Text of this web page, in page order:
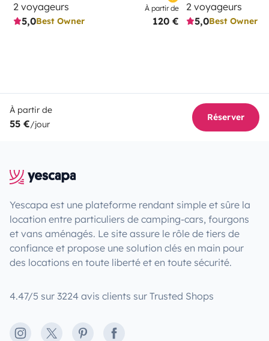
2 voyageurs
5,0Best Owner
À partir de
120 €
2 voyageurs
5,0Best Owner
À partir de
55 €/jour
Réserver
Yescapa est une plateforme rendant simple et sûre la
location entre particuliers de camping-cars, fourgons
et vans aménagés. Le site assure le rôle de tiers de
confiance et propose une solution clés en main pour
des locations en toute liberté et en toute sécurité.
4.47/5 sur 3224 avis clients sur Trusted Shops
Instagram
X PinterestFacebook